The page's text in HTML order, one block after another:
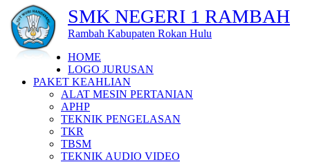
SMK NEGERI 1 RAMBAH
Rambah Kabupaten Rokan Hulu
HOME
LOGO JURUSAN
PAKET KEAHLIAN
ALAT MESIN PERTANIAN
APHP
TEKNIK PENGELASAN
TKR
TBSM
TEKNIK AUDIO VIDEO